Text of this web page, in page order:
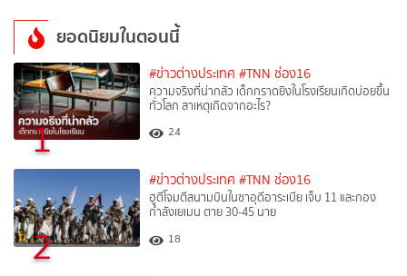
ยอดนิยมในตอนนี้
1
#ข่าวต่างประเทศ #TNN ช่อง16
ความจริงที่น่ากลัว เด็กกราดยิงในโรงเรียนเกิดบ่อยขึ้น
ทั่วโลก สาเหตุเกิดจากอะไร?
24
2
#ข่าวต่างประเทศ #TNN ช่อง16
ฮูตีโจมตีสนามบินในซาอุดีอาระเบีย เจ็บ 11 และกอง
กำลังเยเมน ตาย 30-45 นาย
18